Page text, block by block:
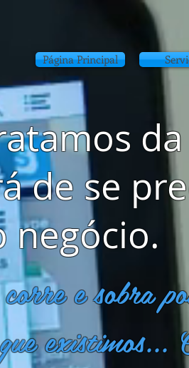
Página Principal
de se
negócio.
e sobra
existimos...